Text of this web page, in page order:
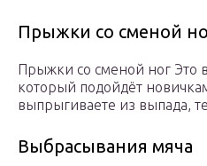
Прыжки со сменой
Прыжки со сменой ног Это
который подойдёт
выпрыгиваете из выпада,
Выбрасывания мяча